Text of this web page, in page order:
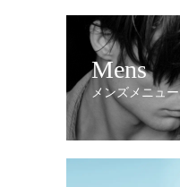
Mens
メンズメニュー